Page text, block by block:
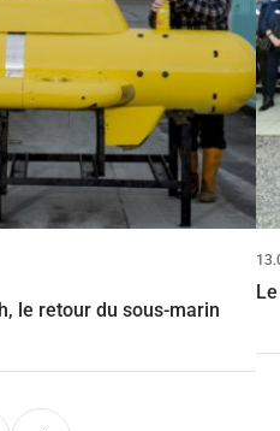
le retour du sous-marin